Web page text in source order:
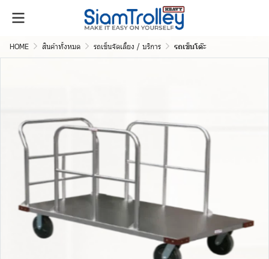
HOME สินค้าทั้งหมด รถเข็นจัดเลี้ยง / บริการ รถเข็นโต๊ะ